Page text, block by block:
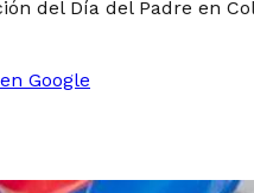
del Día del Padre en
Google